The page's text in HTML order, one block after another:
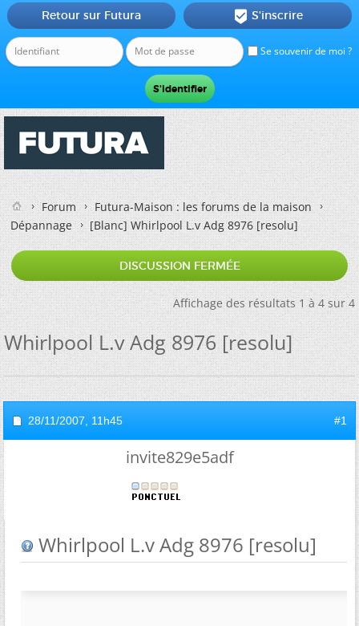
Se souvenir de moi ?
Retour sur Futura  S'inscrire
Forum
Futura-Maison : les forums de la maison
Dépannage
[Blanc]Whirlpool L.v Adg 8976 [resolu]
DISCUSSION FERMÉE
Affichage des résultats 1 à 4 sur 4
Whirlpool L.v Adg 8976 [resolu]
28/11/2007, 11h45 #1
invite829e5adf
Whirlpool L.v Adg 8976 [resolu]